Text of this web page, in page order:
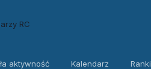
aktywność Kalendarz